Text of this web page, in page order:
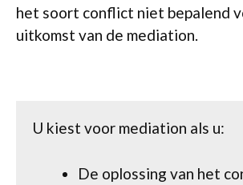
het soort conflict niet bepalend
uitkomst van de mediation.
U kiest voor mediation als u:
De oplossing van het